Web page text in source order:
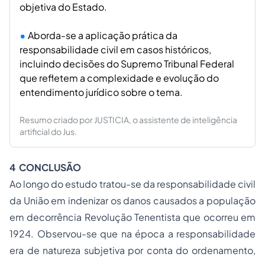
objetiva do Estado.
Aborda-se a aplicação prática da
responsabilidade civil em casos históricos,
incluindo decisões do Supremo Tribunal Federal
que refletem a complexidade e evolução do
entendimento jurídico sobre o tema.
Resumo criado por JUSTICIA, o assistente de inteligência
artificial do Jus.
4 CONCLUSÃO
Ao longo do estudo tratou-se da responsabilidade civil
da União em indenizar os danos causados a população
em decorrência Revolução Tenentista que ocorreu em
1924. Observou-se que na época a responsabilidade
era de natureza subjetiva por conta do ordenamento,